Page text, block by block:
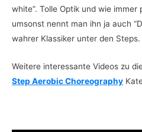
white”. Tolle Optik und wie
umsonst nennt man ihn ja auch
wahrer Klassiker unter den Steps.
Weitere interessante Videos zu
Step Aerobic Choreography